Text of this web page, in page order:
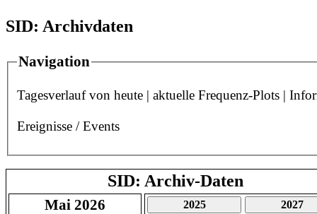
SID: Archivdaten
Navigation
Tagesverlauf von heute | aktuelle Frequenz-Plots |
Ereignisse / Events
SID: Archiv-Daten
Mai 2026 2025
2027